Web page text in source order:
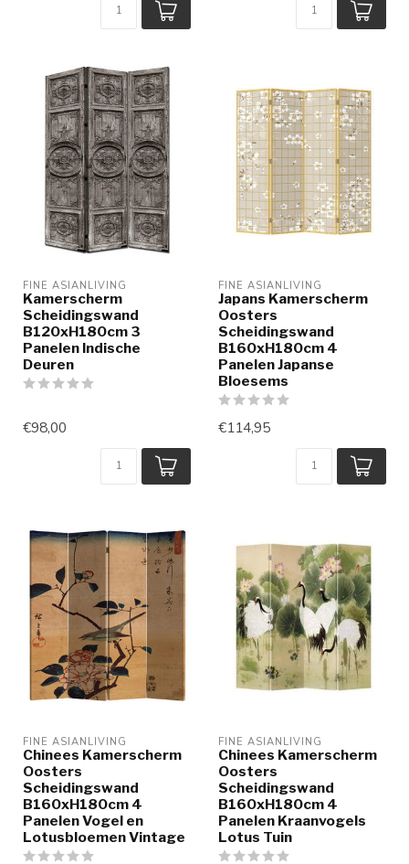
FINE ASIANLIVING
Kamerscherm
Scheidingswand
B120xH180cm 3
Panelen Indische
Deuren
€98,00
FINE ASIANLIVING
Japans Kamerscherm
Oosters
Scheidingswand
B160xH180cm 4
Panelen Japanse
Bloesems
€114,95
FINE ASIANLIVING
Chinees Kamerscherm
Oosters
Scheidingswand
B160xH180cm 4
Panelen Vogel en
Lotusbloemen Vintage
FINE ASIANLIVING
Chinees Kamerscherm
Oosters
Scheidingswand
B160xH180cm 4
Panelen Kraanvogels
Lotus Tuin